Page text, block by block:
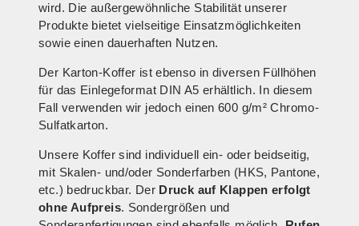
wird. Die außergewöhnliche Stabilität unserer
Produkte bietet vielseitige Einsatzmöglichkeiten
sowie einen dauerhaften Nutzen.
Der Karton-Koffer ist ebenso in diversen Füllhöhen
für das Einlegeformat DIN A5 erhältlich. In diesem
Fall verwenden wir jedoch einen 600 g/m² Chromo-
Sulfatkarton.
Unsere Koffer sind individuell ein- oder beidseitig,
mit Skalen- und/oder Sonderfarben (HKS, Pantone,
etc.) bedruckbar. Der Druck auf Klappen erfolgt
ohne Aufpreis. Sondergrößen und